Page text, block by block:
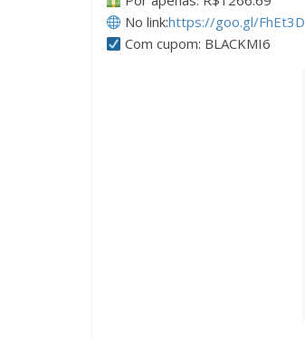
No link:https://goo.gl/FhEt3D
Com cupom: BLACKMI6